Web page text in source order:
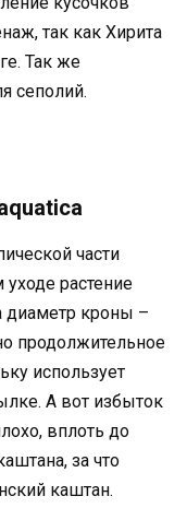
так как Хирита
Так же
сеполий.
части
растение
диаметр кроны –
продолжительное
использует
А вот избыток
вплоть до
за что
каштан.